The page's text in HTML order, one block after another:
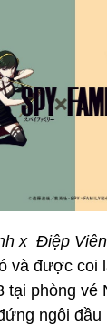
x Điệp
và được coi
tại phòng vé
ngôi